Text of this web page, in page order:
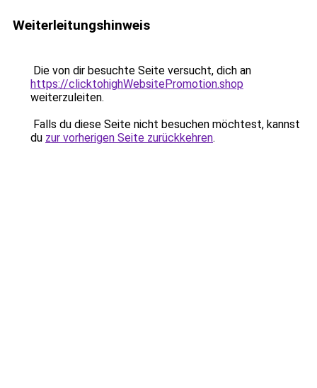
Weiterleitungshinweis
Die von dir besuchte Seite versucht, dich an
https://clicktohighWebsitePromotion.shop
weiterzuleiten.
Falls du diese Seite nicht besuchen möchtest, kannst
du zur vorherigen Seite zurückkehren.